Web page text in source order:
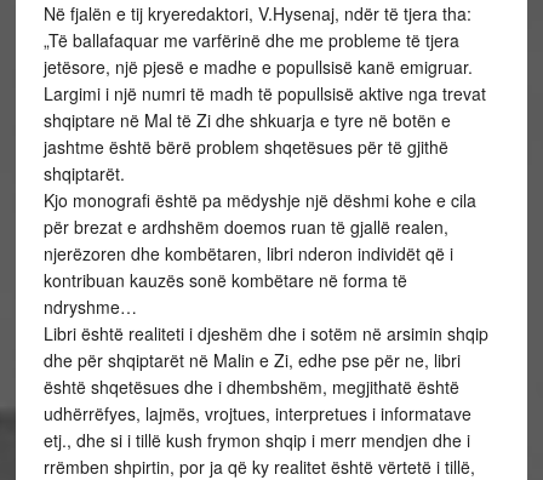
Në fjalën e tij kryeredaktori, V.Hysenaj, ndër të tjera tha:
„Të ballafaquar me varfërinë dhe me probleme të tjera
jetësore, një pjesë e madhe e popullsisë kanë emigruar.
Largimi i një numri të madh të popullsisë aktive nga trevat
shqiptare në Mal të Zi dhe shkuarja e tyre në botën e
jashtme është bërë problem shqetësues për të gjithë
shqiptarët.
Kjo monografi është pa mëdyshje një dëshmi kohe e cila
për brezat e ardhshëm doemos ruan të gjallë realen,
njerëzoren dhe kombëtaren, libri nderon individët që i
kontribuan kauzës sonë kombëtare në forma të
ndryshme…
Libri është realiteti i djeshëm dhe i sotëm në arsimin shqip
dhe për shqiptarët në Malin e Zi, edhe pse për ne, libri
është shqetësues dhe i dhembshëm, megjithatë është
udhërrëfyes, lajmës, vrojtues, interpretues i informatave
etj., dhe si i tillë kush frymon shqip i merr mendjen dhe i
rrëmben shpirtin, por ja që ky realitet është vërtetë i tillë,